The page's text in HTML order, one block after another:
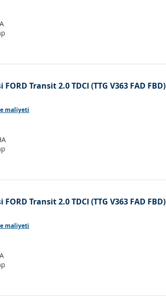
Transit 2.0 TDCI (TTG V363 FAD FBD)
maliyeti
Transit 2.0 TDCI (TTG V363 FAD FBD)
maliyeti